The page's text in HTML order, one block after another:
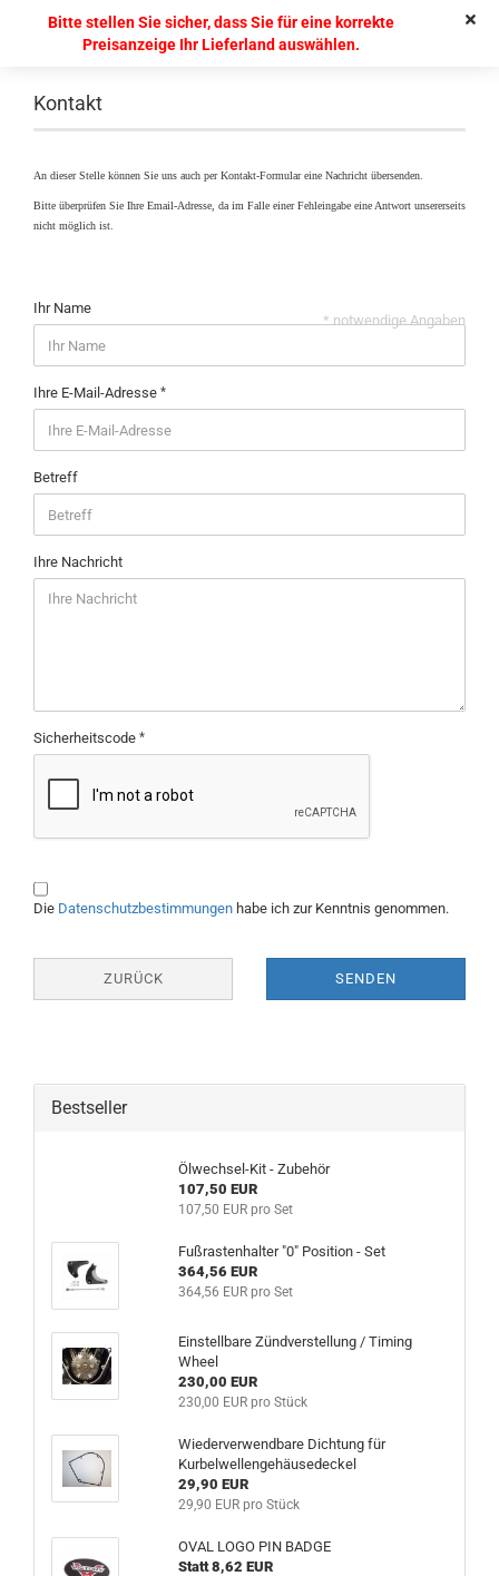
Bitte stellen Sie sicher, dass Sie für eine korrekte
Preisanzeige Ihr Lieferland auswählen.
Kontakt
An dieser Stelle können Sie uns auch per Kontakt-Formular eine Nachricht übersenden.
Bitte überprüfen Sie Ihre Email-Adresse, da im Falle einer Fehleingabe eine Antwort unsererseits
nicht möglich ist.
Ihr Name
Ihre E-Mail-Adresse
Betreff
Ihre Nachricht
Sicherheitscode
Die Datenschutzbestimmungen habe ich zur Kenntnis genommen.
ZURÜCK SENDEN
* notwendige Angaben
Bestseller
Ölwechsel-Kit - Zubehör
107,50 EUR
107,50 EUR pro Set
Fußrastenhalter "0" Position - Set
364,56 EUR
364,56 EUR pro Set
Einstellbare Zündverstellung / Timing
Wheel
230,00 EUR
230,00 EUR pro Stück
Wiederverwendbare Dichtung für
Kurbelwellengehäusedeckel
29,90 EUR
29,90 EUR pro Stück
OVAL LOGO PIN BADGE
Statt 8,62 EUR